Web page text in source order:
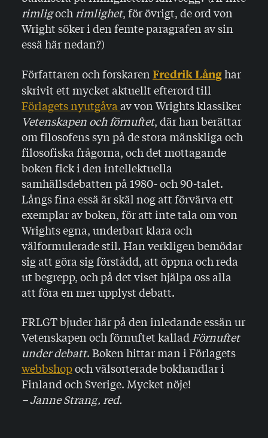
rimligochrimlighet, för övrigt, de ord von
Wright söker i den femte paragrafen av sin
essä här nedan?)
Författaren och forskaren Fredrik Långhar
skrivit ett mycket aktuellt efterord till
Förlagets nyutgåva av von Wrights klassiker
Vetenskapen och förnuftet, där han berättar
om filosofens syn på de stora mänskliga och
filosofiska frågorna, och det mottagande
boken fick i den intellektuella
samhällsdebatten på 1980- och 90-talet.
Långs fina essä är skäl nog att förvärva ett
exemplar av boken, för att inte tala om von
Wrights egna, underbart klara och
välformulerade stil. Han verkligen bemödar
sig att göra sig förstådd, att öppna och reda
ut begrepp, och på det viset hjälpa oss alla
att föra en mer upplyst debatt.
FRLGT bjuder här på den inledande essän ur
Vetenskapen och förnuftet kalladFörnuftet
under debatt. Boken hittar man i Förlagets
webbshopoch välsorterade bokhandlar i
Finland och Sverige. Mycket nöje!
– Janne Strang, red.